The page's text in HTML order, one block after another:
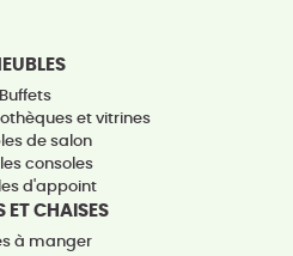
Buffets
et vitrines
de salon
consoles
d'appoint
ET CHAISES
à manger